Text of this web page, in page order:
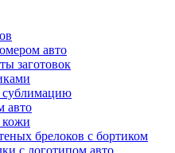
авто
заготовок
сублимацию
авто
кожи
брелоков с бортиком
с логотипом авто